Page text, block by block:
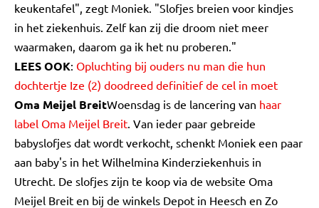
keukentafel", zegt Moniek. "Slofjes breien voor kindjes
in het ziekenhuis. Zelf kan zij die droom niet meer
waarmaken, daarom ga ik het nu proberen."
LEES OOK: Opluchting bij ouders nu man die hun
dochtertje Ize (2) doodreed definitief de cel in moet
Oma Meijel BreitWoensdag is de lancering van haar
label Oma Meijel Breit. Van ieder paar gebreide
babyslofjes dat wordt verkocht, schenkt Moniek een paar
aan baby's in het Wilhelmina Kinderziekenhuis in
Utrecht. De slofjes zijn te koop via de website Oma
Meijel Breit en bij de winkels Depot in Heesch en Zo